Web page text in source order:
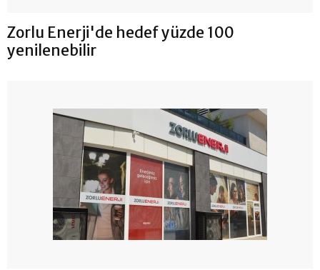
Zorlu Enerji'de hedef yüzde 100
yenilenebilir